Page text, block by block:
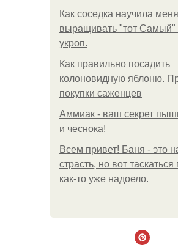
Как соседка научила меня
выращивать "тот Самый"
укроп.
Как правильно посадить
колоновидную яблоню.
покупки саженцев
Аммиак - ваш секрет
и чеснока!
Всем привет! Баня - это
страсть, но вот таскаться
как-то уже надоело.